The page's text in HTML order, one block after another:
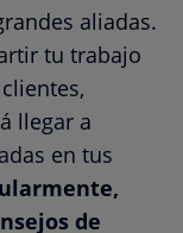
aliadas.
tu trabajo
llegar a
en tus
de